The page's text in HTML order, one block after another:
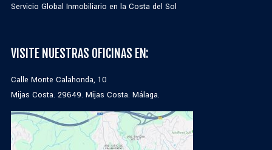
Servicio Global Inmobiliario en la Costa del Sol
VISITE NUESTRAS OFICINAS EN:
Calle Monte Calahonda, 10
Mijas Costa. 29649. Mijas Costa. Málaga.